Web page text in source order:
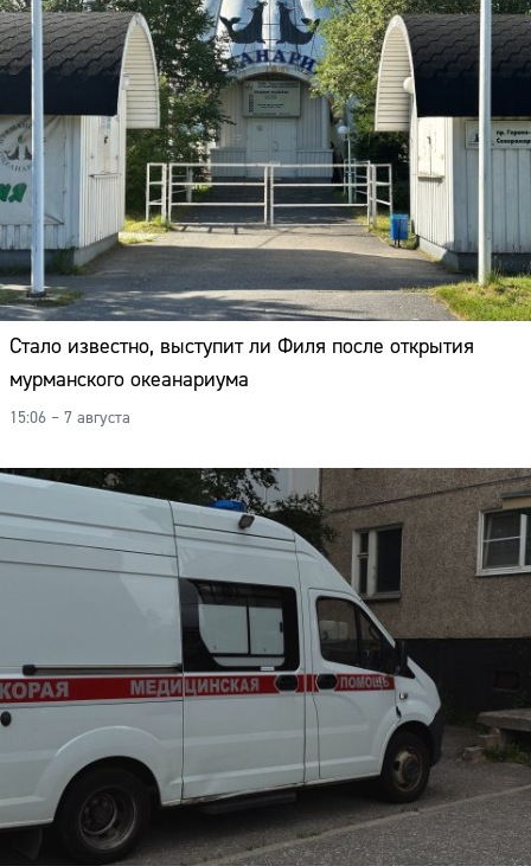
Стало известно, выступит ли Филя после открытия
мурманского океанариума
15:06 – 7 августа